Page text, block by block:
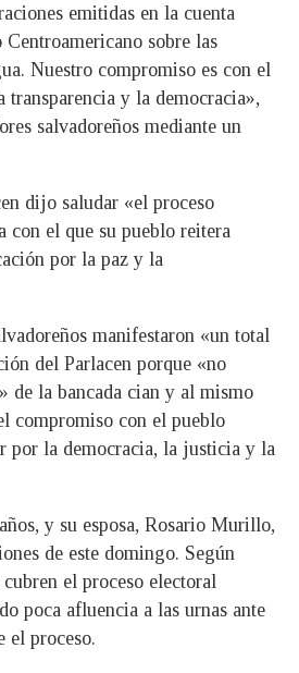
emitidas en la cuenta
sobre las
Nuestro compromiso es con el
transparencia y la democracia»,
salvadoreños mediante un
dijo saludar «el proceso
con el que su pueblo reitera
por la paz y la
manifestaron «un total
del Parlacen porque «no
de la bancada cian y al mismo
compromiso con el pueblo
por la democracia, la justicia y la
y su esposa, Rosario Murillo,
de este domingo. Según
el proceso electoral
poca afluencia a las urnas ante
el proceso.